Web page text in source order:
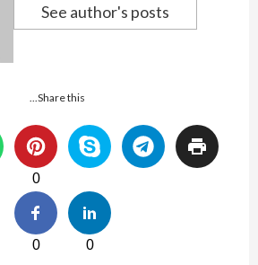
See author's posts
Share this...
0
0
0